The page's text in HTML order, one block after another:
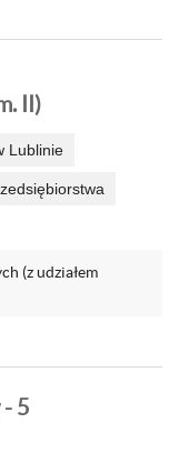
II)
Lublinie
(z udziałem
5